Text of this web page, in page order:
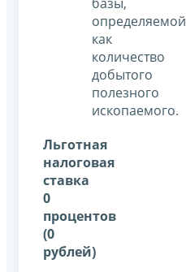
определяемой
как
количество
добытого
полезного
ископаемого.
Льготная
налоговая
ставка
0
процентов
(0
рублей)